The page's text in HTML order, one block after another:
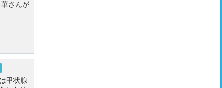
さんが
甲状腺